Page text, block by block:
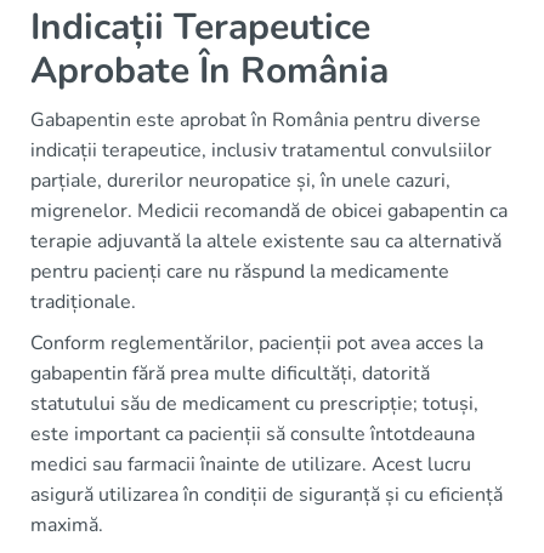
Indicații Terapeutice
Aprobate În România
Gabapentin este aprobat în România pentru diverse
indicații terapeutice, inclusiv tratamentul convulsiilor
parțiale, durerilor neuropatice și, în unele cazuri,
migrenelor. Medicii recomandă de obicei gabapentin ca
terapie adjuvantă la altele existente sau ca alternativă
pentru pacienți care nu răspund la medicamente
tradiționale.
Conform reglementărilor, pacienții pot avea acces la
gabapentin fără prea multe dificultăți, datorită
statutului său de medicament cu prescripție; totuși,
este important ca pacienții să consulte întotdeauna
medici sau farmacii înainte de utilizare. Acest lucru
asigură utilizarea în condiții de siguranță și cu eficiență
maximă.